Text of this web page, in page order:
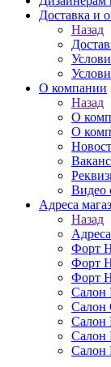
Доставка и
Назад
О компании
Назад
О
О
Видео
Адреса
Назад
Форт
Форт
Форт
Салон
Салон
Салон
Салон
Салон